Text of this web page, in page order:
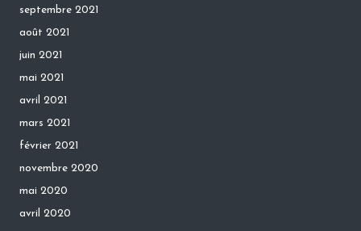
septembre 2021
août 2021
juin 2021
mai 2021
avril 2021
mars 2021
février 2021
novembre 2020
mai 2020
avril 2020